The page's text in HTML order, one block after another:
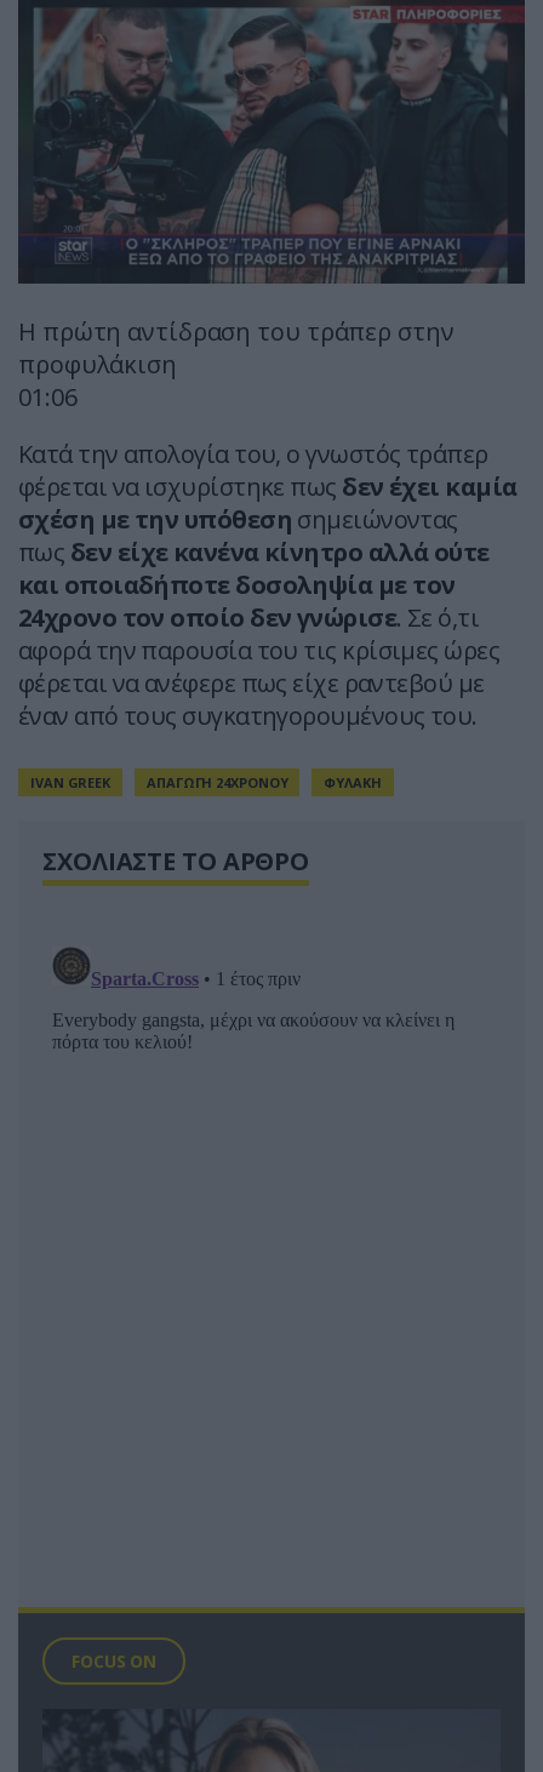
Η πρώτη αντίδραση του τράπερ στην
προφυλάκιση
01:06
Κατά την απολογία του, ο γνωστός τράπερ
φέρεται να ισχυρίστηκε πως δεν έχει καμία
σχέση με την υπόθεση σημειώνοντας
πως δεν είχε κανένα κίνητρο αλλά ούτε
και οποιαδήποτε δοσοληψία με τον
24χρονο τον οποίο δεν γνώρισε. Σε ό,τι
αφορά την παρουσία του τις κρίσιμες ώρες
φέρεται να ανέφερε πως είχε ραντεβού με
έναν από τους συγκατηγορουμένους του.
IVAN GREEK ΑΠΑΓΩΓΗ 24ΧΡΟΝΟΥ ΦΥΛΑΚΗ
ΣΧΟΛΙΑΣΤΕ ΤΟ ΑΡΘΡΟ
FOCUS ON